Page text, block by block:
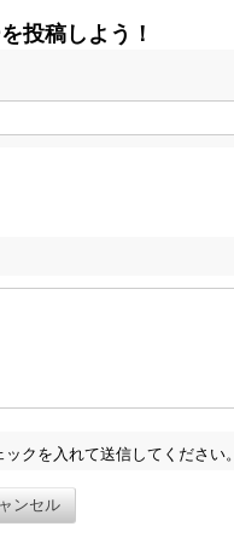
投稿しよう！
クを入れて送信してください。
ンセル